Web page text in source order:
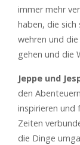
immer mehr
haben, die
wehren und
gehen und die
Jeppe und
den
inspirieren und
Zeiten
die Dinge